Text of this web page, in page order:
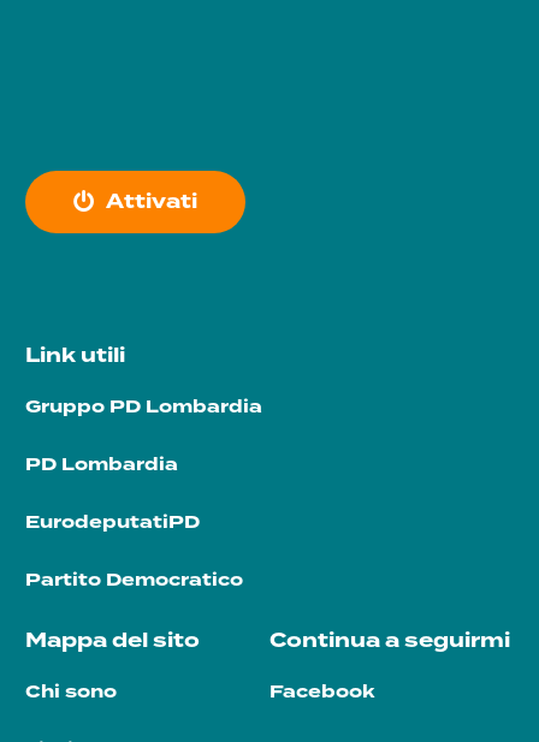
Attivati
Link utili
Gruppo PD Lombardia
PD Lombardia
EurodeputatiPD
Partito Democratico
Mappa del sito
Chi sono
Continua a seguirmi
Facebook